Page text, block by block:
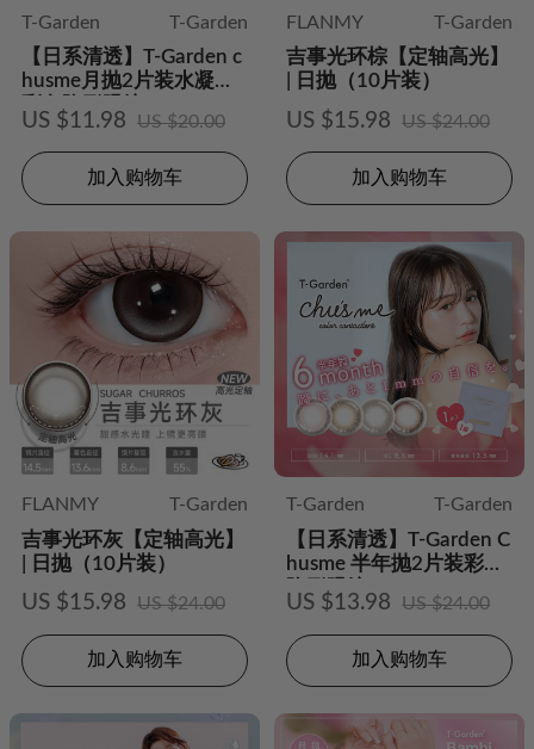
T-Garden
T-Garden
【日系清透】T-Garden c
husme月抛2片装水凝胶
彩色隐形眼镜
US $11.98 US $20.00
加入购物车
FLANMY
T-Garden
吉事光环棕【定轴高光】
| 日抛（10片装）
US $15.98 US $24.00
加入购物车
FLANMY
T-Garden
吉事光环灰【定轴高光】
| 日抛（10片装）
US $15.98 US $24.00
加入购物车
T-Garden
T-Garden
【日系清透】T-Garden C
husme 半年抛2片装彩色
隐形眼镜
US $13.98 US $24.00
加入购物车